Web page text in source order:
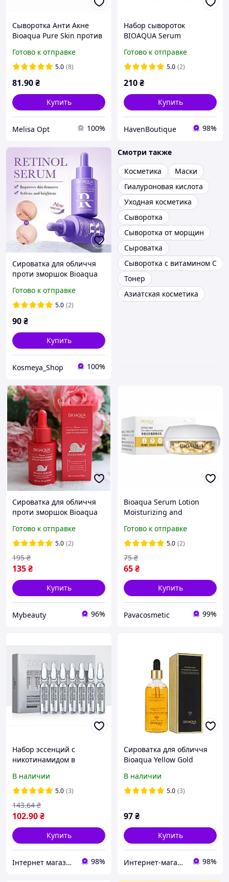
Сыворотка Анти Акне
Bioaqua Pure Skin против
антибактериального
воздействия, 30ml
Готово к отправке
5.0 (8)
81.90₴
Купить
Melisa Opt 100%
Набор сывороток
BIOAQUA Serum
Готово к отправке
5.0 (2)
210₴
Купить
HavenBoutique 98%
Сироватка для обличчя
проти зморшок Bioaqua
Готово к отправке
5.0 (2)
90₴
Купить
Kosmeya_Shop 100%
Смотри также
Косметика
Маски
Гиалуроновая кислота
Уходная косметика
Сыворотка
Сыворотка от морщин
Сыроватка
Сыворотка с витамином С
Тонер
Азиатская косметика
Сироватка для обличчя
проти зморшок Bioaqua
Up Skin Energy Snail
Serum 30 мл
Готово к отправке
5.0 (2)
135₴
195 ₴
Купить
Mybeauty 96%
Bioaqua Serum Lotion
Moisturizing and
Увлажняющая и
омолаживающая
сыворотка в капсулах (30
капсул/1г)
Готово к отправке
5.0 (2)
65₴
75 ₴
Купить
Pavacosmetic 99%
Набор эссенций с
никотинамидом в
Nicotinamide(2мл*7шт)
В наличии
5.0 (3)
102.90₴
143.64 ₴
Купить
Інтернет магазин Подешевше 98%
Сироватка для обличчя
Bioaqua Yellow Gold
В наличии
5.0 (3)
97₴
Купить
Интернет-магазин "Valentinka-Shop" 98%